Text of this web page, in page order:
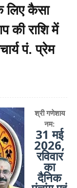
लिए कैसा
की राशि में
पं. प्रेम
श्री गणेशाय
नम:
31 मई
2026,
रविवार
का
दैनिक